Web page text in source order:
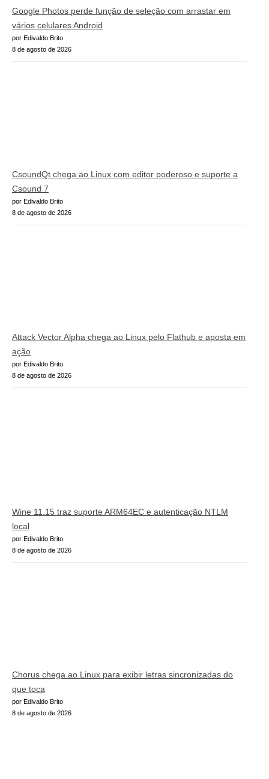
Google Photos perde função de seleção com arrastar em
vários celulares Android
por Edivaldo Brito
8 de agosto de 2026
CsoundQt chega ao Linux com editor poderoso e suporte a
Csound 7
por Edivaldo Brito
8 de agosto de 2026
Attack Vector Alpha chega ao Linux pelo Flathub e aposta em
ação
por Edivaldo Brito
8 de agosto de 2026
Wine 11.15 traz suporte ARM64EC e autenticação NTLM
local
por Edivaldo Brito
8 de agosto de 2026
Chorus chega ao Linux para exibir letras sincronizadas do
que toca
por Edivaldo Brito
8 de agosto de 2026